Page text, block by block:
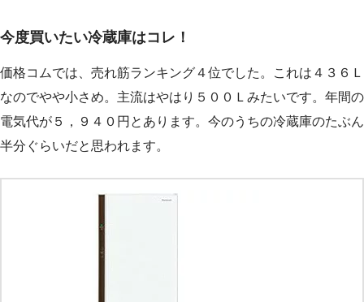
今度買いたい冷蔵庫はコレ！
価格コムでは、売れ筋ランキング４位でした。これは４３６Ｌ
なのでやや小さめ。主流はやはり５００Ｌみたいです。年間の
電気代が５，９４０円とあります。今のうちの冷蔵庫のたぶん
半分ぐらいだと思われます。